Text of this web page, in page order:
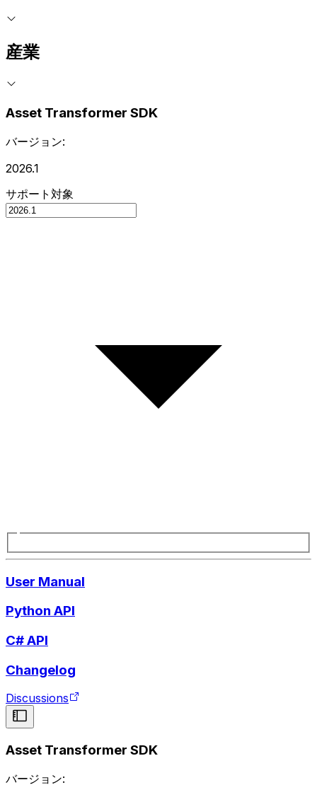
産業
Asset Transformer SDK
バージョン:
2026.1
サポート対象
User Manual
Python API
C# API
Changelog
Discussions
Asset Transformer SDK
バージョン: